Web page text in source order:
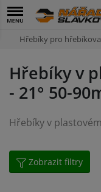
Hřebíky pro
Hřebíky v
- 21° 50-
Zobrazit filtry